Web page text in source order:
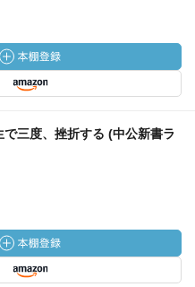
で三度、挫折する (中公新書ラ